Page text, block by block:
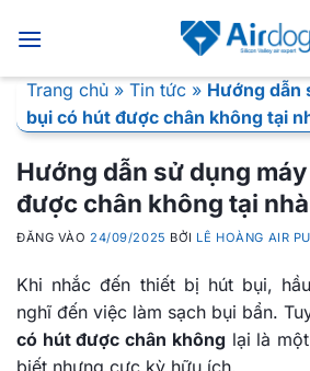
qua
dungTrang chủ » Tin tức » Hướng dẫn
bụi có hút được chân không tại
Hướng dẫn sử dụng
được chân không tại nhà
ĐĂNG VÀO24/09/2025 BỞI LÊ HOÀNG AIR
Khi nhắc đến thiết bị hút bụi,
nghĩ đến việc làm sạch bụi bẩn.
có hút được chân khônglại là